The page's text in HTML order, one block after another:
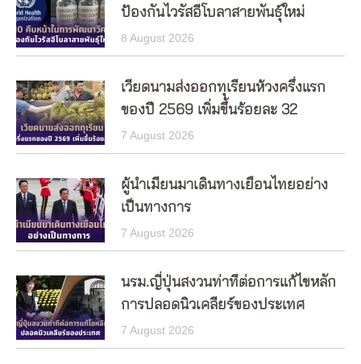
ป้องกันไวรัสอีโบลาสายพันธุ์ใหม่
8 August 2026
เวียดนามส่งออกทุเรียนห้วงครึ่งแรก
ของปี 2569 เพิ่มขึ้นร้อยละ 32
7 August 2026
ผู้นำเมียนมาเดินทางเยือนไทยอย่าง
เป็นทางการ
7 August 2026
นรม.ญี่ปุ่นสงวนท่าทีต่อการแก้ไขหลัก
การปลอดนิวเคลียร์ของประเทศ
7 August 2026